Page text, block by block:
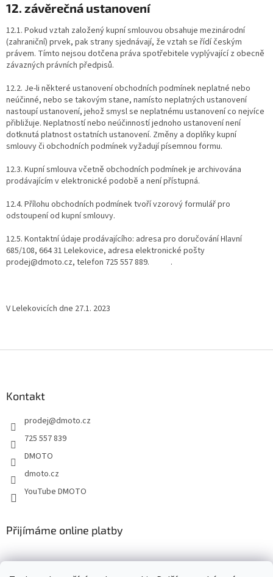
12. závěrečná ustanovení
12.1. Pokud vztah založený kupní smlouvou obsahuje mezinárodní
(zahraniční) prvek, pak strany sjednávají, že vztah se řídí českým
právem. Tímto nejsou dotčena práva spotřebitele vyplývající z obecně
závazných právních předpisů.
12.2. Je-li některé ustanovení obchodních podmínek neplatné nebo
neúčinné, nebo se takovým stane, namísto neplatných ustanovení
nastoupí ustanovení, jehož smysl se neplatnému ustanovení co nejvíce
přibližuje. Neplatností nebo neúčinností jednoho ustanovení není
dotknutá platnost ostatních ustanovení. Změny a doplňky kupní
smlouvy či obchodních podmínek vyžadují písemnou formu.
12.3. Kupní smlouva včetně obchodních podmínek je archivována
prodávajícím v elektronické podobě a není přístupná.
12.4. Přílohu obchodních podmínek tvoří vzorový formulář pro
odstoupení od kupní smlouvy.
12.5. Kontaktní údaje prodávajícího: adresa pro doručování Hlavní
685/108, 664 31 Lelekovice, adresa elektronické pošty
prodej@dmoto.cz, telefon 725 557 889. .
V Lelekovicích dne 27.1. 2023
Kontakt
prodej@dmoto.cz
725 557 839
DMOTO
dmoto.cz
YouTube DMOTO
Přijímáme online platby